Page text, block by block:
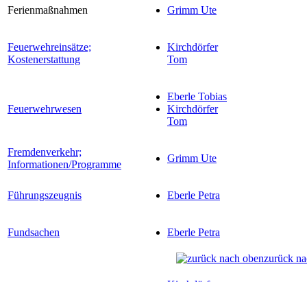
Ferienmaßnahmen Grimm Ute
Feuerwehreinsätze;
Kostenerstattung
Kirchdörfer
Tom
Feuerwehrwesen
Eberle Tobias
Kirchdörfer
Tom
Fremdenverkehr;
Informationen/Programme
Grimm Ute
Führungszeugnis Eberle Petra
Fundsachen Eberle Petra
zurück